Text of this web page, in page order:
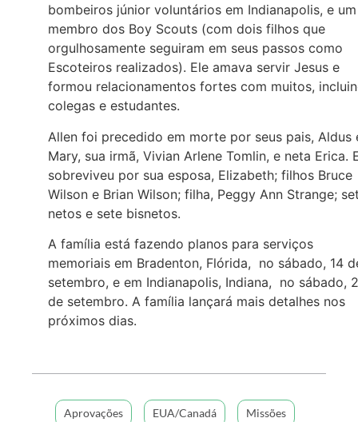
bombeiros júnior voluntários em Indianapolis, e um
membro dos Boy Scouts (com dois filhos que
orgulhosamente seguiram em seus passos como
Escoteiros realizados). Ele amava servir Jesus e
formou relacionamentos fortes com muitos,
colegas e estudantes.
Allen foi precedido em morte por seus pais, Aldus
Mary, sua irmã, Vivian Arlene Tomlin, e neta Erica.
sobreviveu por sua esposa, Elizabeth; filhos Bruce
Wilson e Brian Wilson; filha, Peggy Ann Strange;
netos e sete bisnetos.
A família está fazendo planos para serviços
memoriais em Bradenton, Flórida, no sábado, 14
setembro, e em Indianapolis, Indiana, no sábado,
de setembro. A família lançará mais detalhes nos
próximos dias.
Aprovações EUA/Canadá
Missões